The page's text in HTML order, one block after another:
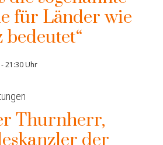
für Länder wie
bedeutet“
-21:30 Uhr
Thurnherr,
der